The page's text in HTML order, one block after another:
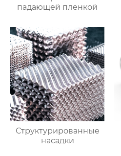
падающей пленкой
Структурированные
насадки